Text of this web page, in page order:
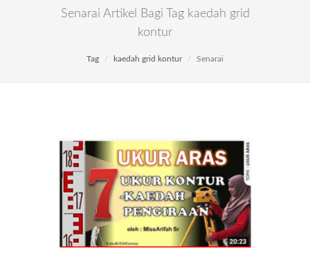
Senarai Artikel Bagi Tag kaedah grid
kontur
Tag kaedah grid kontur Senarai